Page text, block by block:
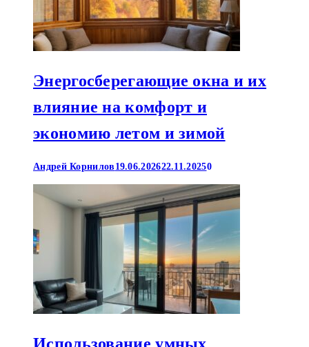
Энергосберегающие окна и их
влияние на комфорт и
экономию летом и зимой
Андрей Корнилов 19.06.202622.11.20250
Использование умных